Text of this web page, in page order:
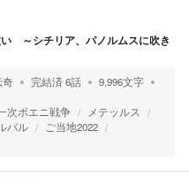
～シチリア、パノルムスに吹き
奇 完結済6話 9,996文字
次ポエニ戦争
メテッルス
バル
ご当地2022